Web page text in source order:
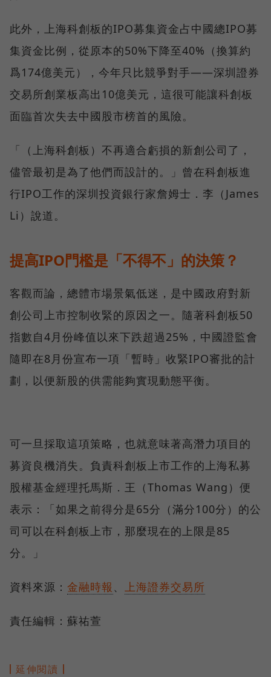
此外，上海科創板的IPO募集資金占中國總IPO募
集資金比例，從原本的50%下降至40%（換算約
爲174億美元），今年只比競爭對手——深圳證券
交易所創業板高出10億美元，這很可能讓科創板
面臨首次失去中國股市榜首的風險。
「（上海科創板）不再適合虧損的新創公司了，
儘管最初是為了他們而設計的。」曾在科創板進
行IPO工作的深圳投資銀行家詹姆士．李（James
Li）說道。
提高IPO門檻是「不得不」的決策？
客觀而論，總體市場景氣低迷，是中國政府對新
創公司上市控制收緊的原因之一。隨著科創板50
指數自4月份峰值以來下跌超過25%，中國證監會
隨即在8月份宣布一項「暫時」收緊IPO審批的計
劃，以便新股的供需能夠實現動態平衡。
可一旦採取這項策略，也就意味著高潛力項目的
募資良機消失。負責科創板上市工作的上海私募
股權基金經理托馬斯．王（Thomas Wang）便
表示：「如果之前得分是65分（滿分100分）的公
司可以在科創板上市，那麼現在的上限是85
分。」
資料來源： 金融時報 、 上海證券交易所
責任編輯：蘇祐萱
延伸閱讀